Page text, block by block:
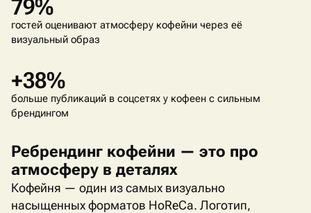
79%
гостей оценивают атмосферу кофейни через её
визуальный образ
+38%
больше публикаций в соцсетях у кофеен с сильным
брендингом
Ребрендинг кофейни — это про
атмосферу в деталях
Кофейня — один из самых визуально
насыщенных форматов HoReCa. Логотип,